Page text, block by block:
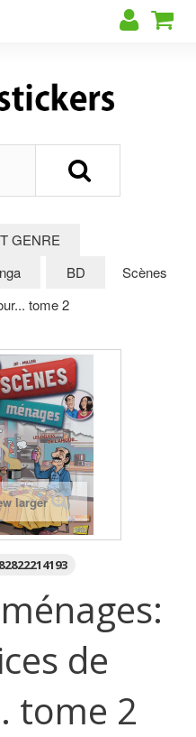
GENRE
BD
Scènes
tome 2
larger
de
tome 2